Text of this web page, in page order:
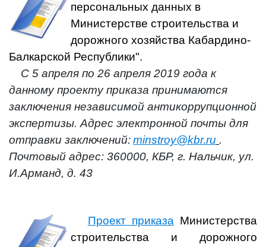
персональных данных в
Министерстве строительства и
дорожного хозяйства Кабардино-
Балкарской Республики".
С 5 апреля по 26 апреля 2019 года к
данному проекту приказа принимаются
заключения независимой антикоррупционной
экспертизы. Адрес электронной почты для
отправки заключений:minstroy@kbr.ru .
Почтовый адрес: 360000, КБР, г. Нальчик, ул.
И.Арманд, д. 43
Проект приказа Министерства
строительства и дорожного